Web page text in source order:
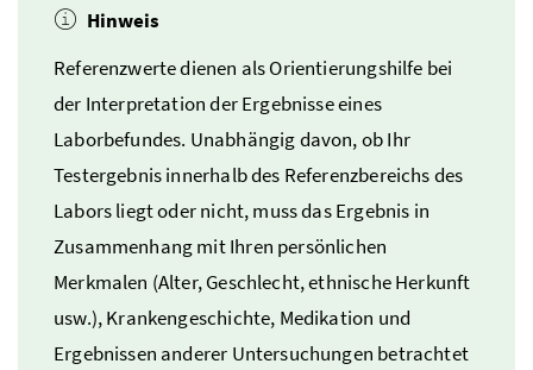
Hinweis
Referenzwerte dienen als Orientierungshilfe bei
der Interpretation der Ergebnisse eines
Laborbefundes. Unabhängig davon, ob Ihr
Testergebnis innerhalb des Referenzbereichs des
Labors liegt oder nicht, muss das Ergebnis in
Zusammenhang mit Ihren persönlichen
Merkmalen (Alter, Geschlecht, ethnische Herkunft
usw.), Krankengeschichte, Medikation und
Ergebnissen anderer Untersuchungen betrachtet